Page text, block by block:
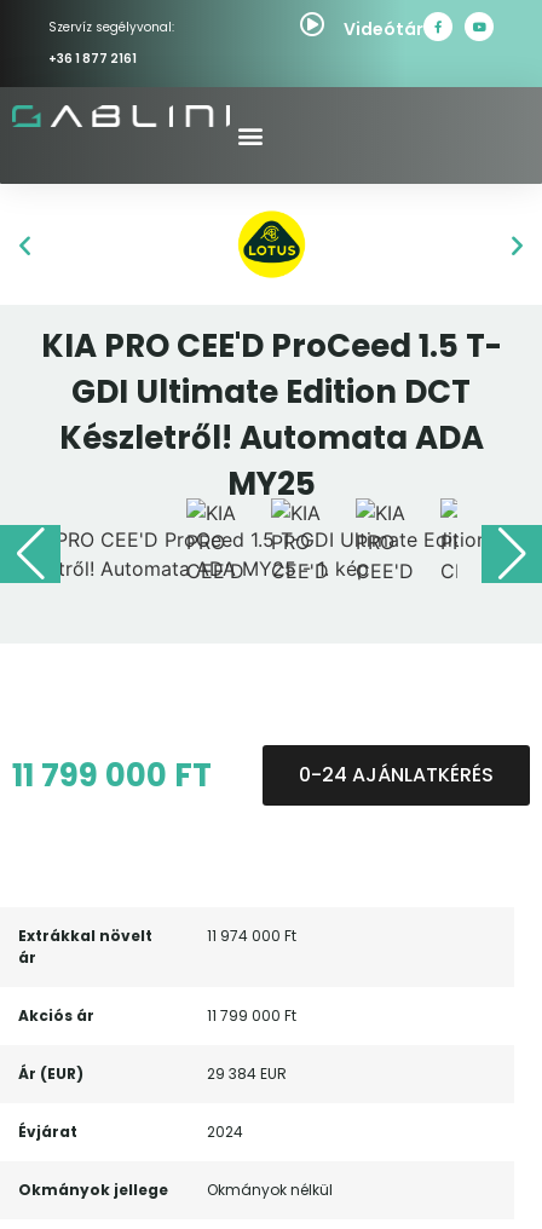
Szervíz segélyvonal:
+36 1 877 2161
Videótár
KIA PRO CEE'D ProCeed 1.5 T-
GDI Ultimate Edition DCT
Készletről! Automata ADA
MY25
11 799 000 FT 0-24 AJÁNLATKÉRÉS
Extrákkal növelt
ár
11 974 000 Ft
Akciós ár 11 799 000 Ft
Ár (EUR) 29 384 EUR
Évjárat 2024
Okmányok jellege Okmányok nélkül